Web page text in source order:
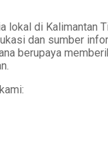
lokal di Kalimantan
dan sumber
berupaya